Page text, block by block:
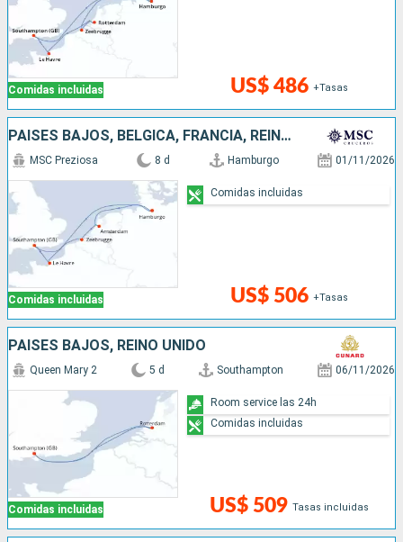
Comidas incluidas US$ 486 +Tasas
PAISES BAJOS, BÉLGICA, FRANCIA, REINO UNIDO, ALEMANIA
Comidas incluidas
MSC Preziosa 8 d Hamburgo 01/11/2026
US$ 506 +Tasas
Comidas incluidas
PAISES BAJOS, REINO UNIDO
Comidas incluidas
Queen Mary 2 5 d Southampton 06/11/2026
US$ 509 Tasas incluidas
Room service las 24h
Comidas incluidas